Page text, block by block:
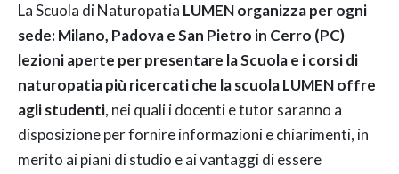
La Scuola di Naturopatia LUMEN organizza per ogni
sede: Milano, Padova e San Pietro in Cerro (PC)
lezioni aperte per presentare la Scuola e i corsi di
naturopatia più ricercati che la scuola LUMEN offre
agli studenti, nei quali i docenti e tutor saranno a
disposizione per fornire informazioni e chiarimenti, in
merito ai piani di studio e ai vantaggi di essere